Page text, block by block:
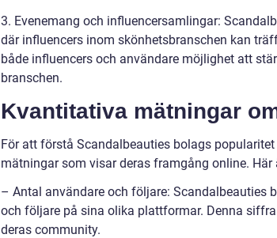
3. Evenemang och influencersamlingar:
där influencers inom skönhetsbranschen kan
både influencers och användare möjlighet att
branschen.
Kvantitativa mätningar
För att förstå Scandalbeauties bolags
mätningar som visar deras framgång online.
– Antal användare och följare: Scandalbeauties
och följare på sina olika plattformar. Denna
deras community.